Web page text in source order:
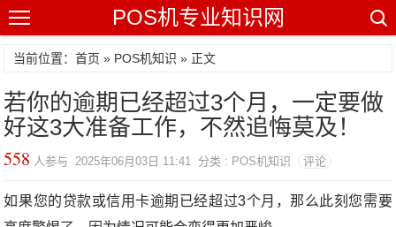
POS机专业知识网
当前位置：首页 » POS机知识 » 正文
若你的逾期已经超过3个月，一定要做
好这3大准备工作，不然追悔莫及！
558 人参与 2025年06月03日 11:41 分类 : POS机知识 评论
如果您的贷款或信用卡逾期已经超过3个月，那么此刻您需要